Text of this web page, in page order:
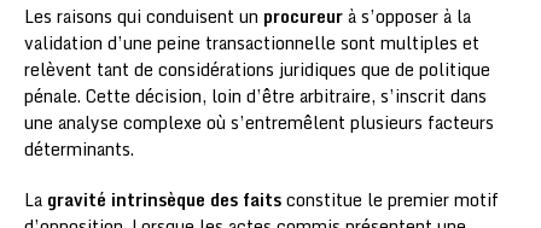
Les raisons qui conduisent un procureurà s’opposer à la
validation d’une peine transactionnelle sont multiples et
relèvent tant de considérations juridiques que de politique
pénale. Cette décision, loin d’être arbitraire, s’inscrit dans
une analyse complexe où s’entremêlent plusieurs facteurs
déterminants.
La gravité intrinsèque des faitsconstitue le premier motif